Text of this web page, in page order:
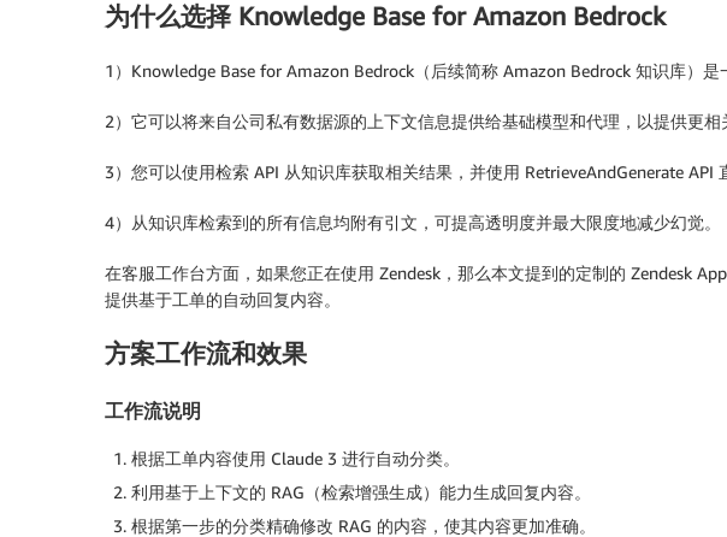
为什么选择 Knowledge Base for Amazon Bedrock
1）Knowledge Base for Amazon Bedrock（后续简称 Amazon Bedrock 知识库）
2）它可以将来自公司私有数据源的上下文信息提供给基础模型和代理，以提供更相
3）您可以使用检索 API 从知识库获取相关结果，并使用 RetrieveAndGenerate API
4）从知识库检索到的所有信息均附有引文，可提高透明度并最大限度地减少幻觉。
在客服工作台方面，如果您正在使用 Zendesk，那么本文提到的定制的 Zendesk
提供基于工单的自动回复内容。
方案工作流和效果
工作流说明
根据工单内容使用 Claude 3 进行自动分类。
利用基于上下文的 RAG（检索增强生成）能力生成回复内容。
根据第一步的分类精确修改 RAG 的内容，使其内容更加准确。